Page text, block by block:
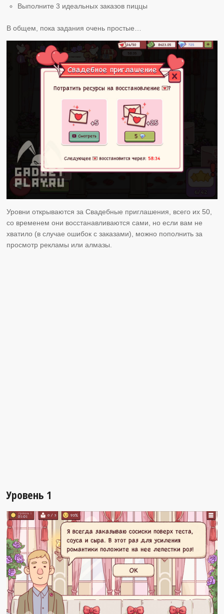
Выполните 3 идеальных заказов пиццы
В общем, пока задания очень простые…
Уровни открываются за Свадебные приглашения, всего их 50,
со временем они восстанавливаются сами, но если вам не
хватило (в случае ошибок с заказами), можно пополнить за
просмотр рекламы или алмазы.
Уровень 1